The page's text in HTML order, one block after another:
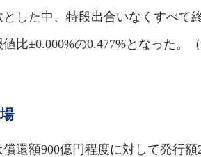
した中、特段出合いなくすべ
比±0.000%の0.477%となった。（
還額900億円程度に対して発行